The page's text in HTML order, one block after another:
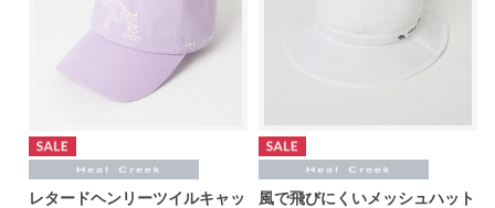
レタードヘンリーツイルキャッ
風で飛びにくいメッシュハット